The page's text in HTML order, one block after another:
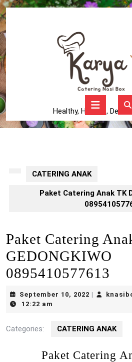
Skip
to
content
Healthy, Higienis,Button
CATERING ANAK
Paket Catering Anak TK
Paket Catering
GEDONGKIWO
0895410577613
September 10, 2022 September
12:22 am
Categories: CATERING ANAK
Paket Catering